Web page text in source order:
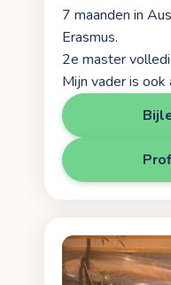
7 maanden in
Erasmus.
2e master
Mijn vader is